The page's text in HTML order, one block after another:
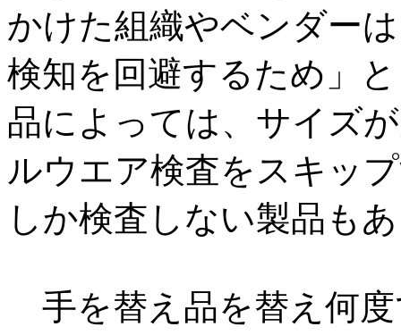
かけた組織やベンダー
検知を回避するため」
品によっては、サイズ
ルウエア検査をスキッ
しか検査しない製品も
手を替え品を替え何度